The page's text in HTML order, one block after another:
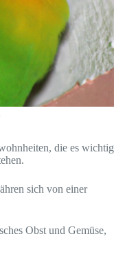
die es wichtig
sich von einer
Obst und Gemüse,